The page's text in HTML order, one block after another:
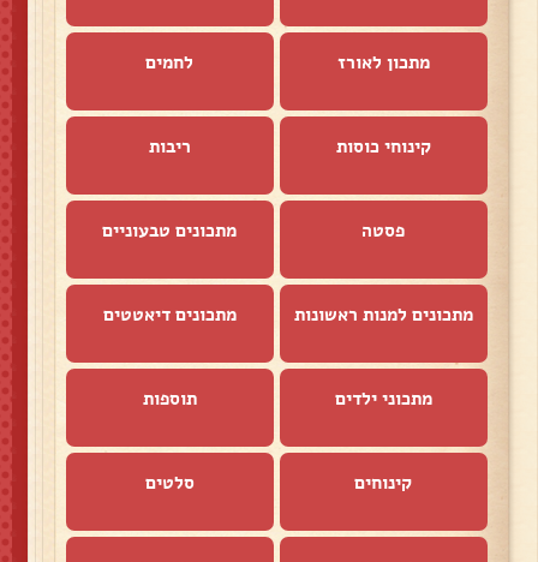
מתכון לאורז לחמים
קינוחי כוסות ריבות
פסטה מתכונים טבעוניים
מתכונים למנות ראשונות מתכונים דיאטטים
מתכוני ילדים תוספות
קינוחים סלטים